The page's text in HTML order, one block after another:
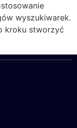
wyszukiwarek.
kroku stworzyć